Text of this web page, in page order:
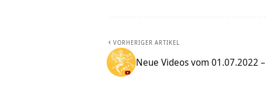
VORHERIGER ARTIKEL
Neue Videos vom 01.07.2022